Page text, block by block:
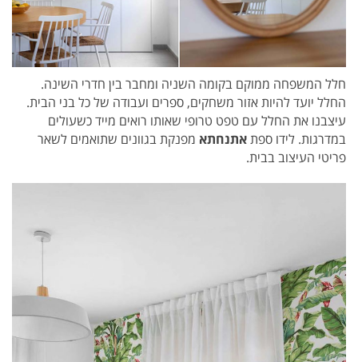
חלל המשפחה ממוקם בקומה השניה ומחבר בין חדרי השינה.
החלל יועד להיות אזור משחקים, ספרים ועבודה של כל בני הבית.
עיצבנו את החלל עם טפט טרופי שאותו רואים מייד כשעולים
במדרגות. לידו ספתאתנחתא מפנקת בגוונים שתואמים לשאר
פריטי העיצוב בבית.